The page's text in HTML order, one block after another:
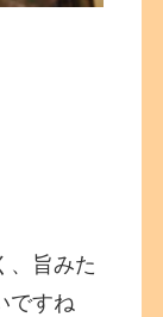
、旨みた
ですね